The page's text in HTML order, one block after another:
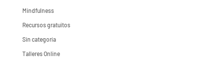
Mindfulness
Recursos gratuitos
Sin categoría
Talleres Online